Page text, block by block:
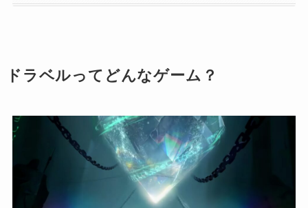
ドラベルってどんなゲーム？